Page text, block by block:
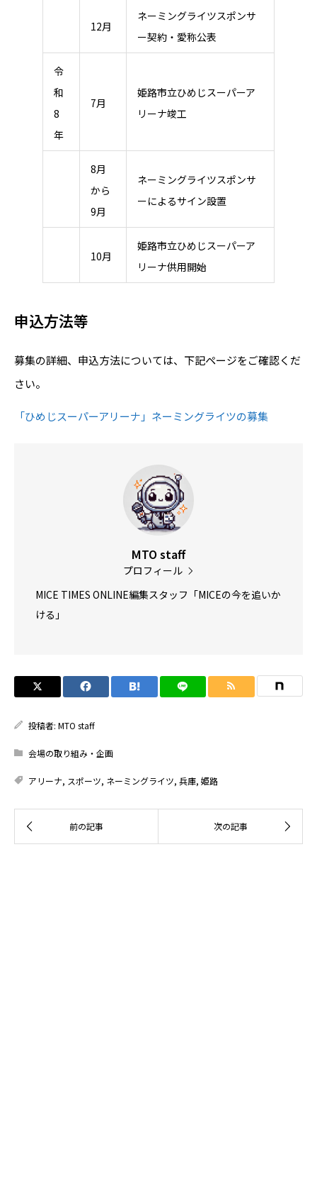
12月
ネーミングライツスポンサ
ー契約・愛称公表
令
和
8
年
7月
姫路市立ひめじスーパーア
リーナ竣工
8月
から
9月
ネーミングライツスポンサ
ーによるサイン設置
10月
姫路市立ひめじスーパーア
リーナ供用開始
申込方法等
募集の詳細、申込方法については、下記ページをご確認くだ
さい。
「ひめじスーパーアリーナ」ネーミングライツの募集
MTO staff
プロフィール
MICE TIMES ONLINE編集スタッフ「MICEの今を追いか
ける」
投稿者: MTO staff
会場の取り組み・企画
アリーナ, スポーツ, ネーミングライツ, 兵庫, 姫路